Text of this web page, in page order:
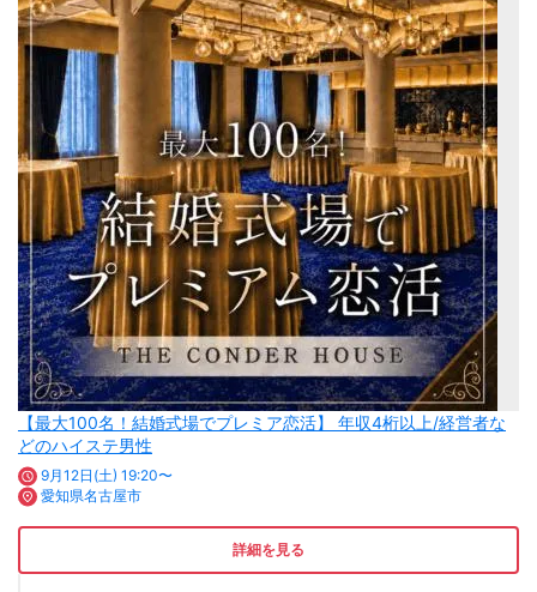
【最大100名！結婚式場でプレミア恋活】 年収4桁以上/経営者な
どのハイステ男性
9月12日(土) 19:20〜
愛知県名古屋市
詳細を見る